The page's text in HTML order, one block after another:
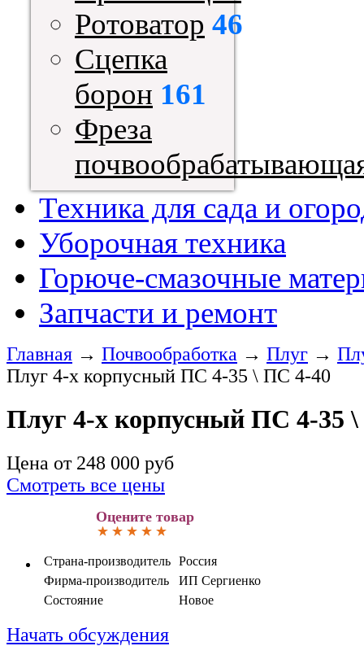
Ротоватор 46
Сцепка
борон 161
Фреза
Техника для сада и
Уборочная техника
Горюче-смазочные
Запчасти и ремонт
Главная → Почвообработка → Плуг →
Плуг 4-х корпусный ПС 4-35 \ ПС 4-40
Плуг 4-х корпусный ПС 4-35
Цена от 248 000 руб
Смотреть все цены
Оцените товар
Страна-производитель Россия
Фирма-производитель
ИП Сергиенко
Состояние
Новое
Начать обсуждения